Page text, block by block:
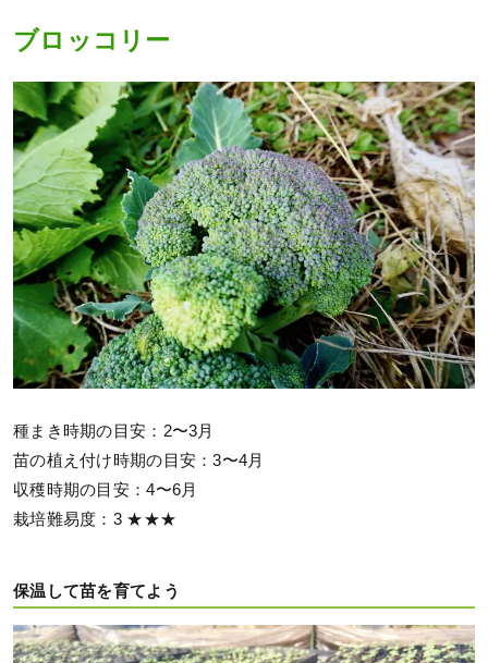
ブロッコリー
種まき時期の目安：2〜3月
苗の植え付け時期の目安：3〜4月
収穫時期の目安：4〜6月
栽培難易度：3 ★★★
保温して苗を育てよう